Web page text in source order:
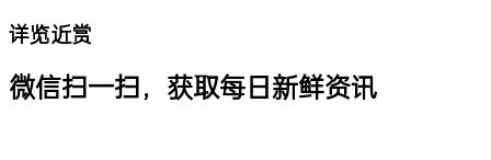
详览近赏
微信扫一扫，获取每日新鲜资讯